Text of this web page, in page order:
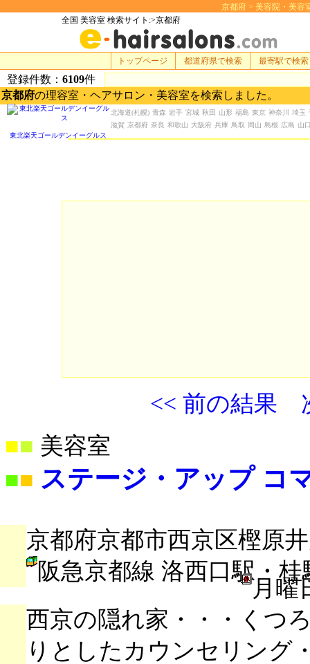
京都府 > 美容院・美容
全国 美容室 検索サイト:>京都府
登録件数： 6109件
京都府の理容室・ヘアサロン・美容室を検索しました。
<< 前の結果
■ 美容室
■■ ステージ・アップ コ
京都府京都市西京区樫原
阪急京都線 洛西口駅・桂
月曜
西京の隠れ家・・・くつ
りとしたカウンセリング
北海道(札幌) 青森 岩手 宮城 秋田 山形 福島 東京 神奈川 埼玉
滋賀 京都府 奈良 和歌山 大阪府 兵庫 鳥取 岡山 島根 広島 山
トップページ 都道府県で検索 最寄駅で検索
東北楽天ゴールデンイーグルス